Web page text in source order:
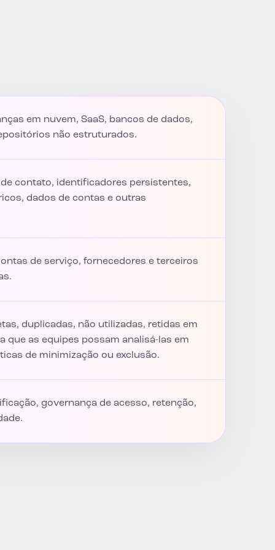
em nuvem, SaaS, bancos de dados,
não estruturados.
contato, identificadores persistentes,
dados de contas e outras
de serviço, fornecedores e terceiros
duplicadas, não utilizadas, retidas em
que as equipes possam analisá-las em
de minimização ou exclusão.
governança de acesso, retenção,